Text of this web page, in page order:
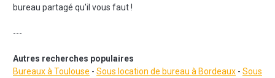
bureau partagé qu'il vous faut !
---
Autres recherches populaires
Bureaux à Toulouse - Sous location de bureau à Bordeaux - Sous